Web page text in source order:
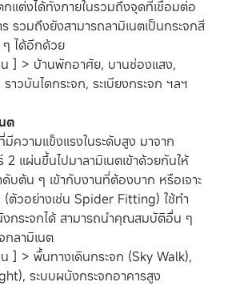
แต่งได้ทั้งภายในรวมถึงจุดที่เชื่อมต่อ
รวมถึงยังสามารถลามิเนตเป็นกระจกสี
ได้อีกด้วย
น ] > บ้านพักอาศัย, บานช่องแสง,
าวบันไดกระจก, ระเบียงกระจก ฯลฯ
ต
ความแข็งแรงในระดับสูง มาจาก
2 แผ่นขึ้นไปมาลามิเนตเข้าด้วยกันให้
บต้น ๆ เข้ากับงานที่ต้องบาก หรือเจาะ
วอย่างเช่น Spider Fitting) ใช้ทำ
กระจกได้ สามารถนำคุณสมบัติอื่น ๆ
กลามิเนต
] > พื้นทางเดินกระจก (Sky Walk),
ระบบผนังกระจกอาคารสูง